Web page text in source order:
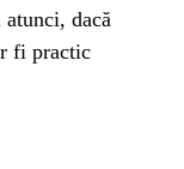
dacă
fi practic